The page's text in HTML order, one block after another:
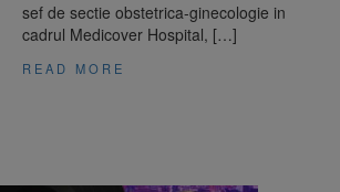
sef de sectie obstetrica-ginecologie in
cadrul Medicover Hospital, […]
READ MORE